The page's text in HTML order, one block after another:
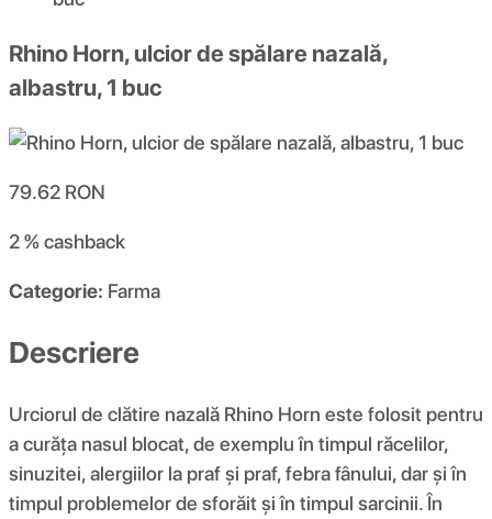
Rhino Horn, ulcior de spălare nazală,
albastru, 1 buc
79.62 RON
2 %cashback
Categorie: Farma
Descriere
Urciorul de clătire nazală Rhino Horn este folosit pentru
a curăța nasul blocat, de exemplu în timpul răcelilor,
sinuzitei, alergiilor la praf și praf, febra fânului, dar și în
timpul problemelor de sforăit și în timpul sarcinii. În